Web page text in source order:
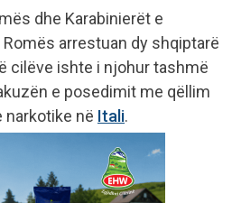
dhe Karabinierët e
arrestuan dy shqiptarë
cilëve ishte i njohur tashmë
e posedimit me qëllim
narkotike në Itali.